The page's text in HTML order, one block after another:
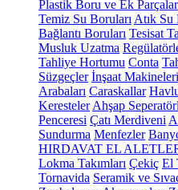
Plastik Boru ve Ek Parçalar
Temiz Su Boruları Atık Su
Bağlantı Boruları Tesisat
Musluk Uzatma
Tahliye Hortumu Conta
Süzgeçler İnşaat Makineleri
Arabaları Caraskallar
Keresteler Ahşap
Penceresi Çatı Merdiveni
Sundurma Menfezler
HIRDAVAT EL
Lokma Takımları Çekiç El
Tornavida Seramik ve